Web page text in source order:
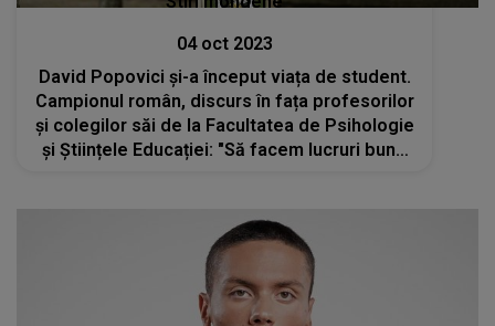
04 oct 2023
David Popovici și-a început viața de student.
Campionul român, discurs în fața profesorilor
și colegilor săi de la Facultatea de Psihologie
și Științele Educației: "Să facem lucruri bune